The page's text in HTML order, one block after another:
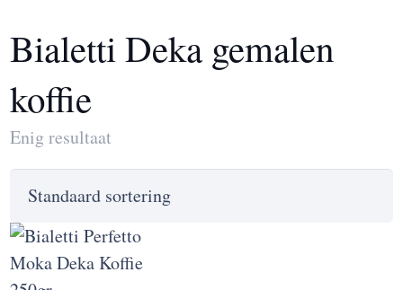
Bialetti Deka gemalen
koffie
Enig resultaat